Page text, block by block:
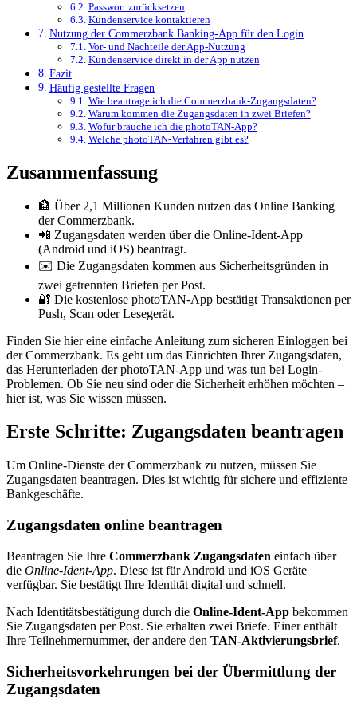
Passwort zurücksetzen
Kundenservice kontaktieren
Nutzung der Commerzbank Banking-App für den Login
Vor- und Nachteile der App-Nutzung
Kundenservice direkt in der App nutzen
Fazit
Häufig gestellte Fragen
Wie beantrage ich die Commerzbank-Zugangsdaten?
Warum kommen die Zugangsdaten in zwei Briefen?
Wofür brauche ich die photoTAN-App?
Welche photoTAN-Verfahren gibt es?
Zusammenfassung
🏦 Über 2,1 Millionen Kunden nutzen das Online Banking
der Commerzbank.
📲 Zugangsdaten werden über die Online-Ident-App
(Android und iOS) beantragt.
✉️ Die Zugangsdaten kommen aus Sicherheitsgründen in
zwei getrennten Briefen per Post.
🔐 Die kostenlose photoTAN-App bestätigt Transaktionen per
Push, Scan oder Lesegerät.
Finden Sie hier eine einfache Anleitung zum sicheren Einloggen bei
der Commerzbank. Es geht um das Einrichten Ihrer Zugangsdaten,
das Herunterladen der photoTAN-App und was tun bei Login-
Problemen. Ob Sie neu sind oder die Sicherheit erhöhen möchten –
hier ist, was Sie wissen müssen.
Erste Schritte: Zugangsdaten beantragen
Um Online-Dienste der Commerzbank zu nutzen, müssen Sie
Zugangsdaten beantragen. Dies ist wichtig für sichere und effiziente
Bankgeschäfte.
Zugangsdaten online beantragen
Beantragen Sie Ihre Commerzbank Zugangsdaten einfach über
die Online-Ident-App. Diese ist für Android und iOS Geräte
verfügbar. Sie bestätigt Ihre Identität digital und schnell.
Nach Identitätsbestätigung durch die Online-Ident-App bekommen
Sie Zugangsdaten per Post. Sie erhalten zwei Briefe. Einer enthält
Ihre Teilnehmernummer, der andere den TAN-Aktivierungsbrief.
Sicherheitsvorkehrungen bei der Übermittlung der
Zugangsdaten